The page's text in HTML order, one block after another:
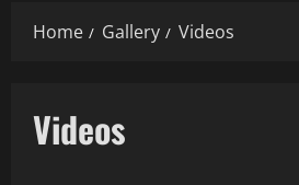
Home Gallery Videos
Videos